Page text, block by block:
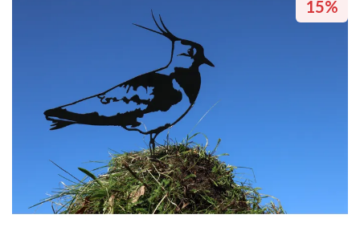
15%
15%